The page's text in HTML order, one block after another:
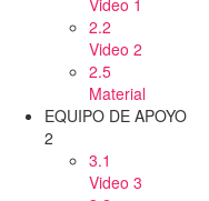
Video 1
2.2
Video 2
2.5
Material
EQUIPO DE APOYO
2
3.1
Video 3